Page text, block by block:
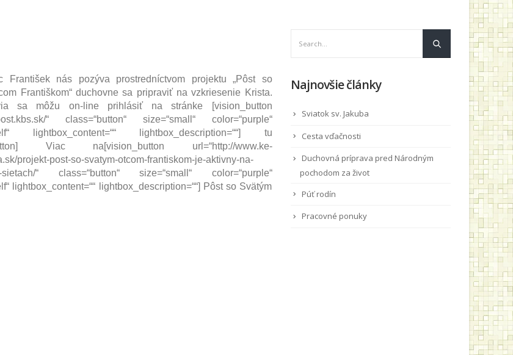
František nás pozýva prostredníctvom projektu „Pôst so
Františkom“ duchovne sa pripraviť na vzkriesenie Krista.
sa môžu on-line prihlásiť na stránke [vision_button
“ class=“button“ size=“small“ color=“purple“
lightbox_content=““ lightbox_description=““] tu
Viac na[vision_button url=“http://www.ke-
projekt-post-so-svatym-otcom-frantiskom-je-aktivny-na-
sietach/“ class=“button“ size=“small“ color=“purple“
lightbox_content=““ lightbox_description=““] Pôst so Svätým
Najnovšie články
Sviatok sv. Jakuba
Cesta vďačnosti
Duchovná príprava pred Národným
pochodom za život
Púť rodín
Pracovné ponuky